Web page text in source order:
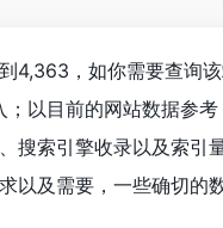
4,363，如你需要查询
；以目前的网站数据参
搜索引擎收录以及索引
以及需要，一些确切的